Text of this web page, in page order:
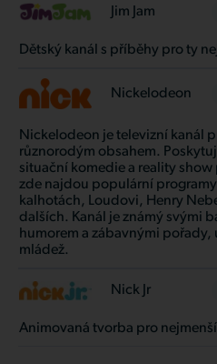
Jim Jam
Dětský kanál s příběhy pro ty
Nickelodeon
Nickelodeon je televizní kanál
různorodým obsahem.
situační komedie a reality
zde najdou populární
kalhotách, Loudovi, Henry
dalších. Kanál je známý svými
humorem a zábavnými pořady,
mládež.
Nick Jr
Animovaná tvorba pro